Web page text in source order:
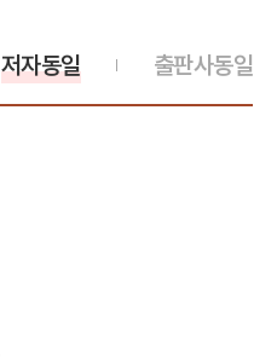
출판사동일
저자동일